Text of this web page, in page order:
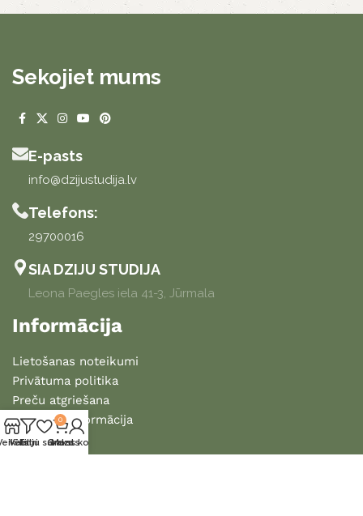
Sekojiet mums
E-pasts
info@dzijustudija.lv
Telefons:
29700016
SIA DZIJU STUDIJA
Leona Paegles iela 41-3, Jūrmala
Informācija
Lietošanas noteikumi
Privātuma politika
Preču atgriešana
Piegādes informācija
Filtri
Vēlmju saraksts
0
Grozs
Mans konts